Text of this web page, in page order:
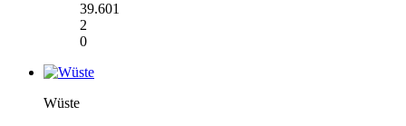
39.601
2
0
Wüste